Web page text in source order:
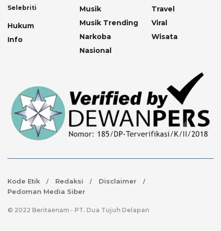
Selebriti
Hukum
Info
Musik
Musik Trending
Narkoba
Nasional
Travel
Viral
Wisata
Kode Etik Redaksi
Disclaimer
Pedoman Media Siber
© 2022 Beritaenam - PT. Dua Tujuh Delapan